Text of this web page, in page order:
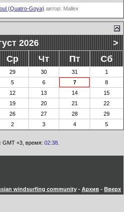
(Quatro-Goya) автор: Mallex
>
2026
Ср Чт Пт Сб
29 30 31
1
5 6 7
8
12 13 14
15
19 20 21
22
26 27 28
29
2 3 4 5
GMT +3, время: 02:38.
windsurfing community - Архив - Вверх